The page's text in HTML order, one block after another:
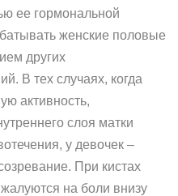
ее гормональной
женские половые
других
В тех случаях, когда
активность,
слоя матки
у девочек –
При кистах
на боли внизу